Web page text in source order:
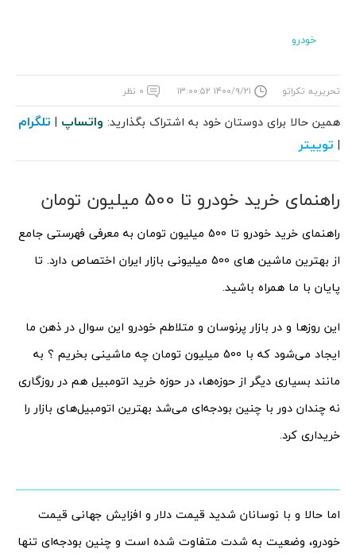
خودرو
تحریریه تکراتو ۱۴۰۰/۹/۲۱ ۱۳:۰۰:۵۲ ۰ نظر
همین حالا برای دوستان خود به اشتراک بگذارید: واتساپ | تلگرام
| توییتر
راهنمای خرید خودرو تا 500 میلیون تومان
راهنمای خرید خودرو تا 500 میلیون تومان به معرفی فهرستی جامع
از بهترین ماشین های 500 میلیونی بازار ایران اختصاص دارد. تا
پایان با ما همراه باشید.
این روزها و در بازار پرنوسان و متلاطم خودرو این سوال در ذهن ما
ایجاد می‌شود که با 500 میلیون تومان چه ماشینی بخریم ؟‌ به
مانند بسیاری دیگر از حوزه‌ها، در حوزه خرید اتومبیل هم در روزگاری
نه چندان دور با چنین بودجه‌ای می‌شد بهترین اتومبیل‌های بازار را
خریداری کرد.
اما حالا و با نوسانان شدید قیمت دلار و افزایش جهانی قیمت
خودرو، وضعیت به شدت متفاوت شده است و چنین بودجه‌ای تنها